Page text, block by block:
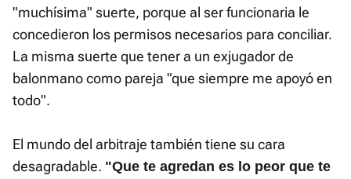
"muchísima" suerte, porque al ser funcionaria le
concedieron los permisos necesarios para conciliar.
La misma suerte que tener a un exjugador de
balonmano como pareja "que siempre me apoyó en
todo".
El mundo del arbitraje también tiene su cara
desagradable. "Que te agredan es lo peor que te